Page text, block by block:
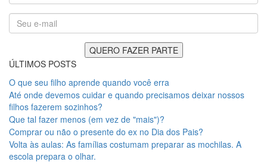
ÚLTIMOS POSTS
O que seu filho aprende quando você erra
Até onde devemos cuidar e quando precisamos deixar nossos
filhos fazerem sozinhos?
Que tal fazer menos (em vez de "mais")?
Comprar ou não o presente do ex no Dia dos Pais?
Volta às aulas: As famílias costumam preparar as mochilas. A
escola prepara o olhar.